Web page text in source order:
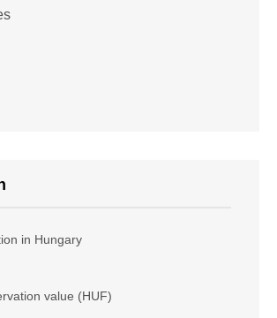
in Hungary
value (HUF)